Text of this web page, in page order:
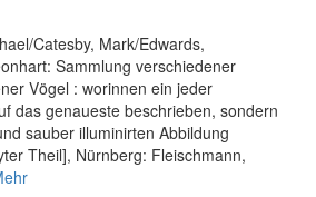
/Catesby, Mark/Edwards,
: Sammlung verschiedener
Vögel : worinnen ein jeder
das genaueste beschrieben, sondern
sauber illuminirten Abbildung
Theil], Nürnberg: Fleischmann,